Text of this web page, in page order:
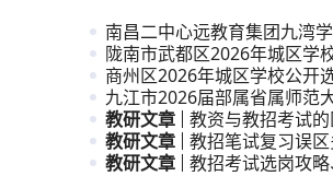
南昌二中心远教育集团九湾
陇南市武都区2026年城区学
商州区2026年城区学校公开
九江市2026届部属省属师范
生
教研文章 教资与教招考试
教研文章 教招笔试复习误
教研文章 教招考试选岗攻略